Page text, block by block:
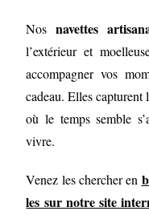
Nosnavettes
l’extérieur et
accompagner vos
cadeau. Elles capturent
où le temps semble
vivre.
Venez les chercher en
les sur notre site